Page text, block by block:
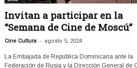
Invitan a participar en la
“Semana de Cine de Moscú”
Cine Cultura - agosto 5, 2024
La Embajada de República Dominicana ante la
Federación de Rusia y la Dirección General de